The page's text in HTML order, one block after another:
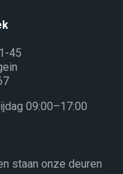
45
09:00–17:00
staan onze deuren